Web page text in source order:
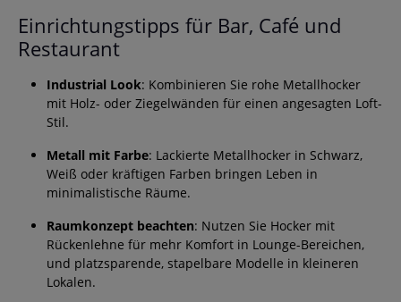
Einrichtungstipps für Bar, Café und
Restaurant
Industrial Look: Kombinieren Sie rohe Metallhocker
mit Holz- oder Ziegelwänden für einen angesagten Loft-
Stil.
Metall mit Farbe: Lackierte Metallhocker in Schwarz,
Weiß oder kräftigen Farben bringen Leben in
minimalistische Räume.
Raumkonzept beachten: Nutzen Sie Hocker mit
Rückenlehne für mehr Komfort in Lounge-Bereichen,
und platzsparende, stapelbare Modelle in kleineren
Lokalen.